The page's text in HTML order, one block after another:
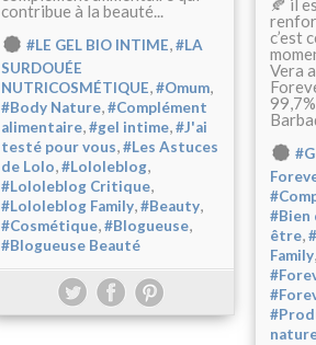
contribue à la beauté...
#LE GEL BIO INTIME,#LA
SURDOUÉE
NUTRICOSMÉTIQUE,#Omum,
#Body Nature,#Complément
alimentaire,#gel intime,#J'ai
testé pour vous,#Les Astuces
de Lolo,#Lololeblog,
#Lololeblog Critique,
#Lololeblog Family,#Beauty,
#Cosmétique,#Blogueuse,
#Blogueuse Beauté
🍂 il
c’est
Vera
#Bien
être,
Family,